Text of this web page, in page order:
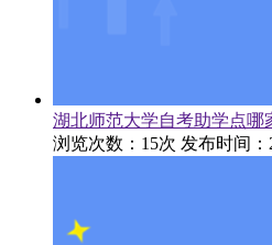
湖北师范大学自考助学点哪
浏览次数：15次 发布时间：